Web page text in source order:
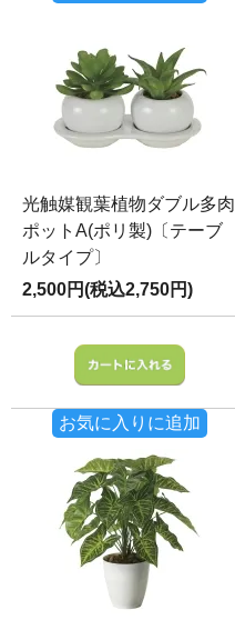
光触媒観葉植物ダブル多肉
ポットA(ポリ製)〔テーブ
ルタイプ〕
2,500円(税込2,750円)
お気に入りに追加